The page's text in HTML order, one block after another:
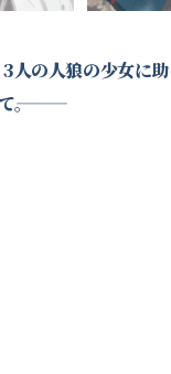
人の人狼の少女に
。